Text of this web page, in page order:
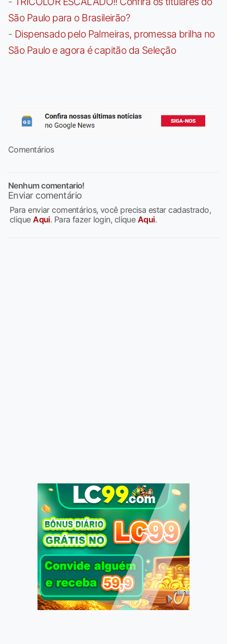
São Paulo para o Brasileirão?
- Dispensado pelo Palmeiras, promessa brilha no
São Paulo e agora é capitão da Seleção
Comentários
Nenhum comentario!
Enviar comentário
Para enviar comentários, você precisa estar cadastrado,
cliqueAqui. Para fazer login, clique Aqui.